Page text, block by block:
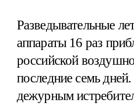
Разведывательные
аппараты 16 раз
российской
последние семь дней.
дежурным